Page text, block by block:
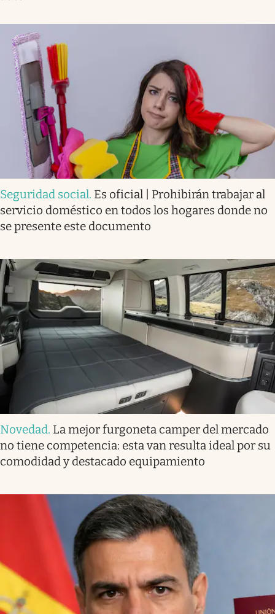
Seguridad social. Es oficial | Prohibirán trabajar al
servicio doméstico en todos los hogares donde no
se presente este documento
Novedad. La mejor furgoneta camper del mercado
no tiene competencia: esta van resulta ideal por su
comodidad y destacado equipamiento